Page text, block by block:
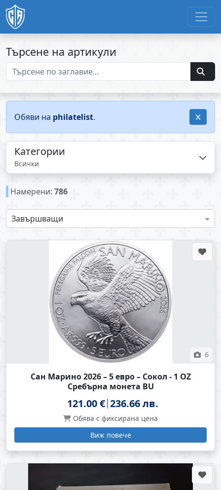
Търсене на артикули
Обяви на philatelist.
Категории
Всички
Намерени: 786
Завършващи
6
Сан Марино 2026 – 5 евро – Сокол - 1 OZ
Сребърна монета BU
121.00 € 236.66 лв.
Обява с фиксирана цена
Виж повече